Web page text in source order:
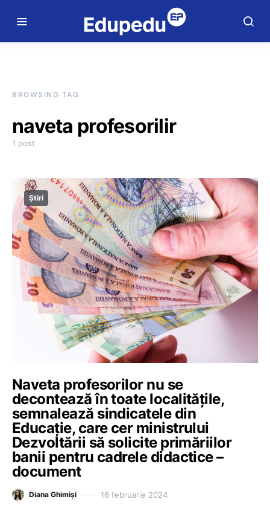
BROWSING TAG
naveta profesorilir
1 post
Știri
Naveta profesorilor nu se
decontează în toate localitățile,
semnalează sindicatele din
Educație, care cer ministrului
Dezvoltării să solicite primăriilor
banii pentru cadrele didactice –
document
Diana Ghimiși 16 februarie 2024